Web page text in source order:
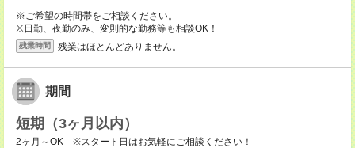
※ご希望の時間帯をご相談ください。
※日勤、夜勤のみ、変則的な勤務等も相談OK！
残業時間 残業はほとんどありません。
期間
短期（3ヶ月以内）
2ヶ月～OK ※スタート日はお気軽にご相談ください！